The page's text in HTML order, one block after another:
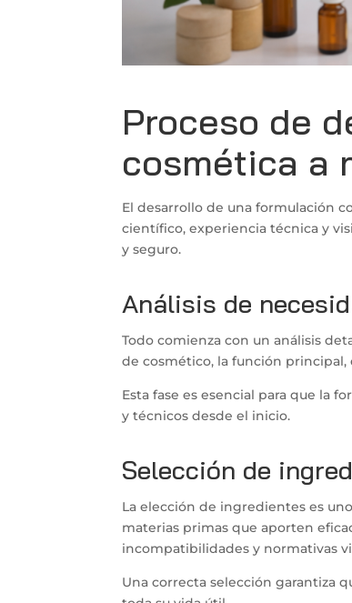
Proceso de
cosmética a
El desarrollo de una formulación
científico, experiencia técnica y
y seguro.
Análisis de
Todo comienza con un análisis
de cosmético, la función
Esta fase es esencial para que la
y técnicos desde el inicio.
Selección de
La elección de ingredientes es
materias primas que aporten
incompatibilidades y normativas
Una correcta selección garantiza